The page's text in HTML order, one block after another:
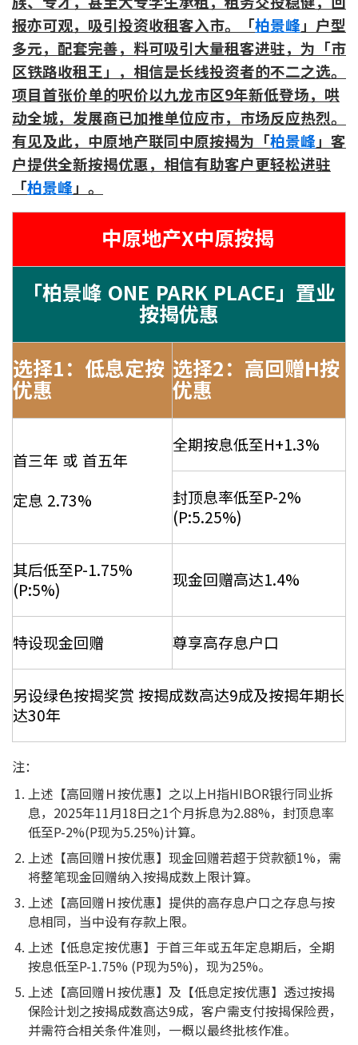
报亦可观，吸引投资收租客入市。「柏景峰」户型
多元，配套完善，料可吸引大量租客进驻，为「市
区铁路收租王」，相信是长线投资者的不二之选。
项目首张价单的呎价以九龙市区9年新低登场，哄
动全城，发展商已加推单位应市，市场反应热烈。
有见及此，中原地产联同中原按揭为「柏景峰」客
户提供全新按揭优惠，相信有助客户更轻松进驻
「柏景峰」。
中原地产X中原按揭
「柏景峰 ONE PARK PLACE」置业
按揭优惠
选择1：低息定按
优惠
选择2：高回赠H按
优惠
首三年 或 首五年
定息 2.73%
全期按息低至H+1.3%
封顶息率低至P-2%
(P:5.25%)
其后低至P-1.75%
(P:5%)
现金回赠高达1.4%
特设现金回赠 尊享高存息户口
另设绿色按揭奖赏 按揭成数高达9成及按揭年期长
达30年
注：
上述【高回赠Ｈ按优惠】之以上H指HIBOR银行同业拆
息，2025年11月18日之1个月拆息为2.88%，封顶息率
低至P-2%(P现为5.25%)计算。
上述【高回赠Ｈ按优惠】现金回赠若超于贷款额1%，需
将整笔现金回赠纳入按揭成数上限计算。
上述【高回赠Ｈ按优惠】提供的高存息户口之存息与按
息相同，当中设有存款上限。
上述【低息定按优惠】于首三年或五年定息期后，全期
按息低至P-1.75% (P现为5%)，现为25%。
上述【高回赠Ｈ按优惠】及【低息定按优惠】透过按揭
保险计划之按揭成数高达9成，客户需支付按揭保险费，
并需符合相关条件准则，一概以最终批核作准。